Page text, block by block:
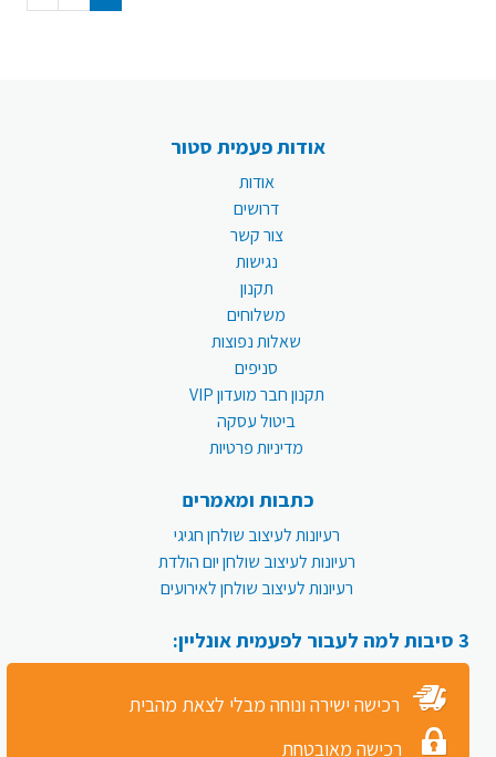
אודות פעמית סטור
אודות
דרושים
צור קשר
נגישות
תקנון
משלוחים
שאלות נפוצות
סניפים
תקנון חבר מועדון VIP
ביטול עסקה
מדיניות פרטיות
כתבות ומאמרים
רעיונות לעיצוב שולחן חגיגי
רעיונות לעיצוב שולחן יום הולדת
רעיונות לעיצוב שולחן לאירועים
3 סיבות למה לעבור לפעמית אונליין:
רכישה ישירה ונוחה מבלי לצאת מהבית
רכישה מאובטחת